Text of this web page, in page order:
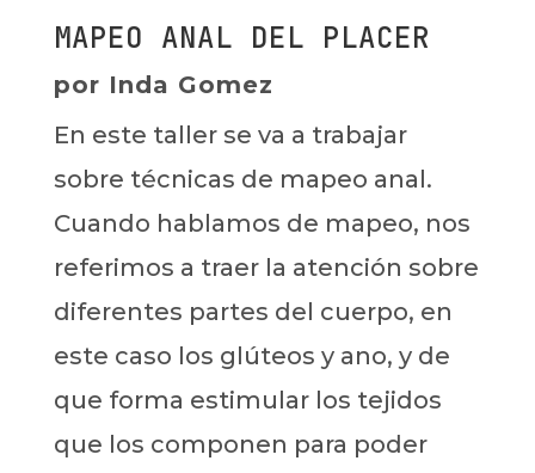
MAPEO ANAL DEL PLACER
por Inda Gomez
En este taller se va a trabajar
sobre técnicas de mapeo anal.
Cuando hablamos de mapeo, nos
referimos a traer la atención sobre
diferentes partes del cuerpo, en
este caso los glúteos y ano, y de
que forma estimular los tejidos
que los componen para poder